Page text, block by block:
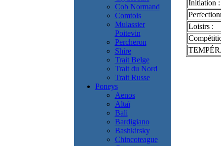
Cob Normand
Comtois
Mulassier
Poitevin
Percheron
Shire
Trait Belge
Trait du Nord
Trait Russe
Poneys
Aenos
Altaï
Bali
Bardigiano
Bashkirsky
Chincoteague
Initiation :
Loisirs :